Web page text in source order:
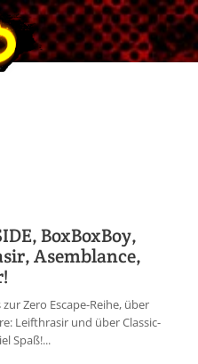
BoxBoxBoy,
Asemblance,
Zero Escape-Reihe, über
Leifthrasir und über Classic-
Spaß!...